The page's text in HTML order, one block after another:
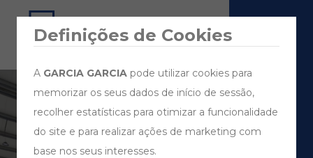
Definições de Cookies
A GARCIA GARCIA pode utilizar cookies para
memorizar os seus dados de início de sessão,
recolher estatísticas para otimizar a funcionalidade
do site e para realizar ações de marketing com
base nos seus interesses.